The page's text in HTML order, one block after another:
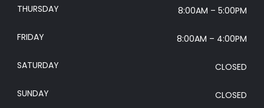
THURSDAY 8:00AM – 5:00PM
FRIDAY 8:00AM – 4:00PM
SATURDAY CLOSED
SUNDAY CLOSED